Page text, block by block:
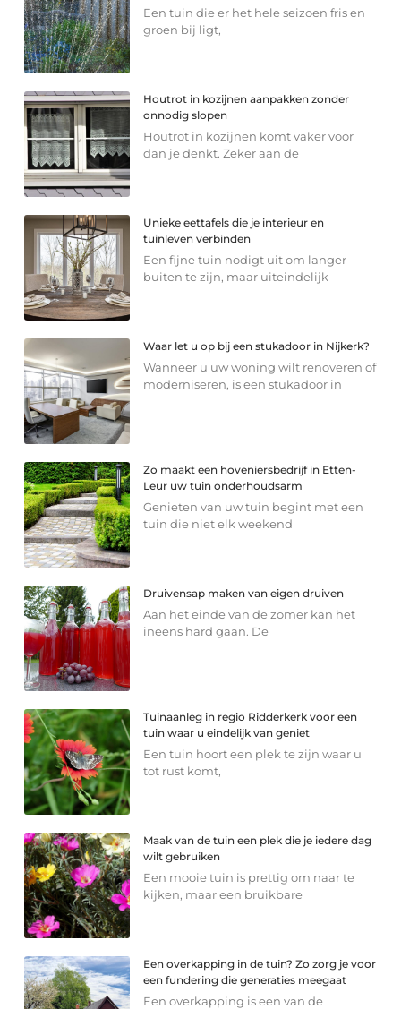
Een tuin die er het hele seizoen fris en
groen bij ligt,
Houtrot in kozijnen aanpakken zonder
onnodig slopen
Houtrot in kozijnen komt vaker voor
dan je denkt. Zeker aan de
Unieke eettafels die je interieur en
tuinleven verbinden
Een fijne tuin nodigt uit om langer
buiten te zijn, maar uiteindelijk
Waar let u op bij een stukadoor in Nijkerk?
Wanneer u uw woning wilt renoveren of
moderniseren, is een stukadoor in
Zo maakt een hoveniersbedrijf in Etten-
Leur uw tuin onderhoudsarm
Genieten van uw tuin begint met een
tuin die niet elk weekend
Druivensap maken van eigen druiven
Aan het einde van de zomer kan het
ineens hard gaan. De
Tuinaanleg in regio Ridderkerk voor een
tuin waar u eindelijk van geniet
Een tuin hoort een plek te zijn waar u
tot rust komt,
Maak van de tuin een plek die je iedere dag
wilt gebruiken
Een mooie tuin is prettig om naar te
kijken, maar een bruikbare
Een overkapping in de tuin? Zo zorg je voor
een fundering die generaties meegaat
Een overkapping is een van de